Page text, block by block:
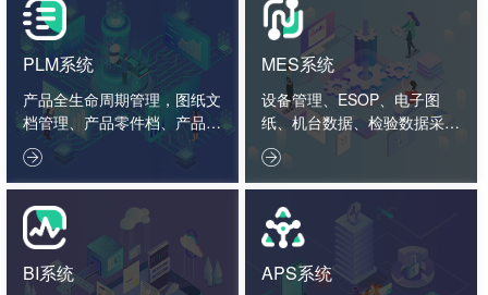
PLM系统
产品全生命周期管理，图纸文
档管理、产品零件档、产品结
构、工艺标准、项目管理、2
D3D接口。

MES系统
设备管理、ESOP、电子图
纸、机台数据、检验数据采集
分析。

BI系统 APS系统